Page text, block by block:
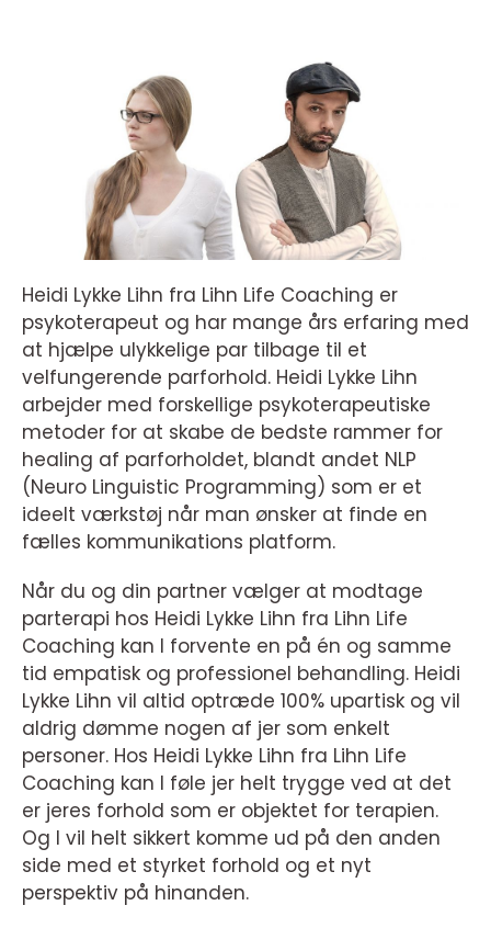
Heidi Lykke Lihn fra Lihn Life Coaching er
psykoterapeut og har mange års erfaring med
at hjælpe ulykkelige par tilbage til et
velfungerende parforhold. Heidi Lykke Lihn
arbejder med forskellige psykoterapeutiske
metoder for at skabe de bedste rammer for
healing af parforholdet, blandt andet NLP
(Neuro Linguistic Programming) som er et
ideelt værkstøj når man ønsker at finde en
fælles kommunikations platform.
Når du og din partner vælger at modtage
parterapi hos Heidi Lykke Lihn fra Lihn Life
Coaching kan I forvente en på én og samme
tid empatisk og professionel behandling. Heidi
Lykke Lihn vil altid optræde 100% upartisk og vil
aldrig dømme nogen af jer som enkelt
personer. Hos Heidi Lykke Lihn fra Lihn Life
Coaching kan I føle jer helt trygge ved at det
er jeres forhold som er objektet for terapien.
Og I vil helt sikkert komme ud på den anden
side med et styrket forhold og et nyt
perspektiv på hinanden.